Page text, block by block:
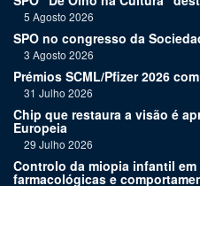
5 Agosto 2026
SPO no congresso da
3 Agosto 2026
Prémios SCML/Pfizer 2026
31 Julho 2026
Chip que restaura a visão é
Europeia
29 Julho 2026
Controlo da miopia infantil
farmacológicas e